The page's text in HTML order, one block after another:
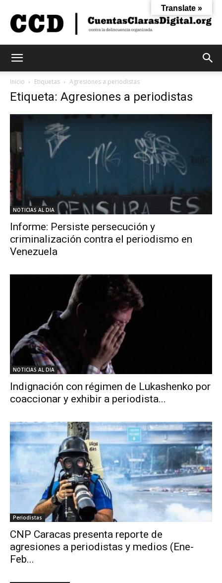
Digital
Inicio Etiquetas Agresiones a periodistas
Etiqueta: Agresiones a periodistas
NOTICIAS AL DIA
Informe: Persiste persecución y
criminalización contra el periodismo en
Venezuela
NOTICIAS AL DIA
Indignación con régimen de Lukashenko por
coaccionar y exhibir a periodista...
Periodistas
CNP Caracas presenta reporte de
agresiones a periodistas y medios (Ene-
Feb...
Translate »